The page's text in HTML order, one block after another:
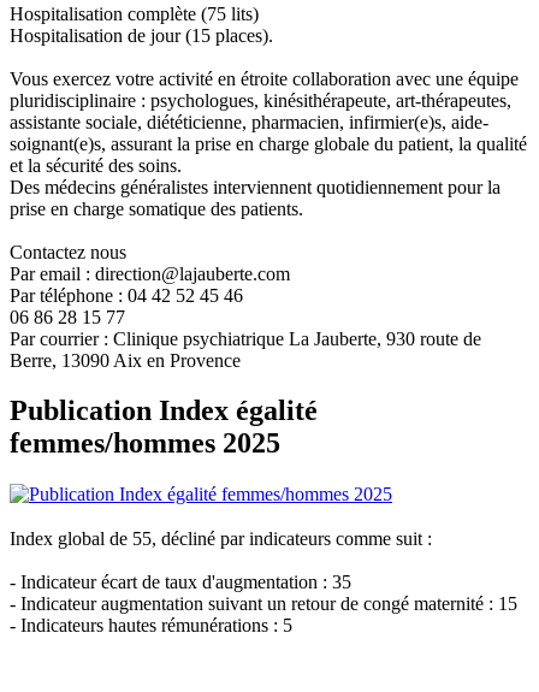
Hospitalisation complète (75 lits)
Hospitalisation de jour (15 places).
Vous exercez votre activité en étroite collaboration avec une équipe
pluridisciplinaire : psychologues, kinésithérapeute, art-thérapeutes,
assistante sociale, diététicienne, pharmacien, infirmier(e)s, aide-
soignant(e)s, assurant la prise en charge globale du patient, la qualité
et la sécurité des soins.
Des médecins généralistes interviennent quotidiennement pour la
prise en charge somatique des patients.
Contactez nous
Par email : direction@lajauberte.com
Par téléphone : 04 42 52 45 46
06 86 28 15 77
Par courrier : Clinique psychiatrique La Jauberte, 930 route de
Berre, 13090 Aix en Provence
Publication Index égalité
femmes/hommes 2025
Index global de 55, décliné par indicateurs comme suit :
- Indicateur écart de taux d'augmentation : 35
- Indicateur augmentation suivant un retour de congé maternité : 15
- Indicateurs hautes rémunérations : 5